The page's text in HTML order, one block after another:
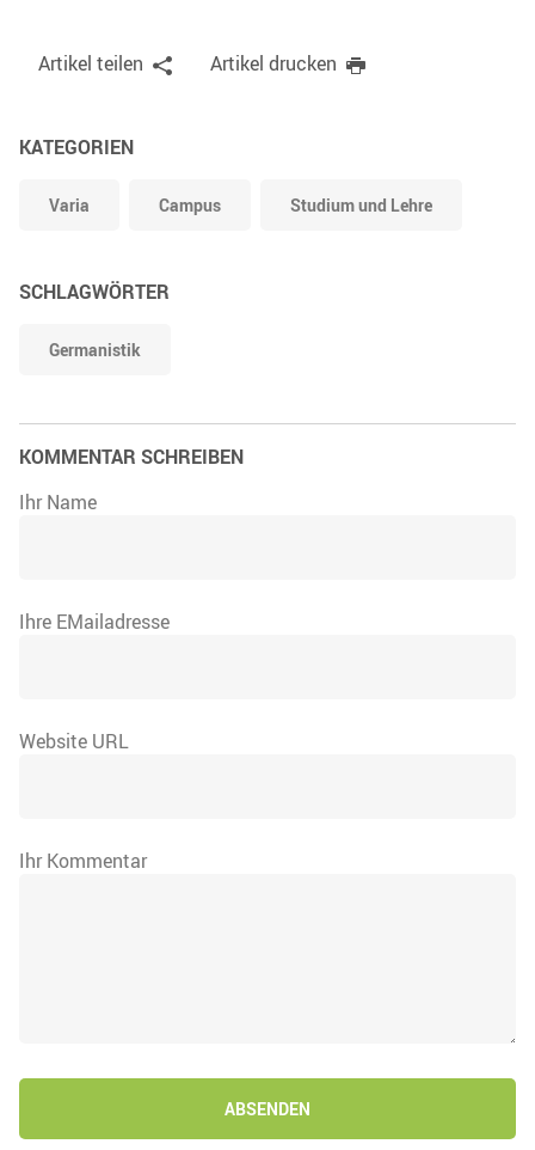
Artikel teilen Artikel drucken
KATEGORIEN
Varia Campus Studium und Lehre
SCHLAGWÖRTER
Germanistik
KOMMENTAR SCHREIBEN
Ihr Name
Ihre EMailadresse
Website URL
Ihr Kommentar
ABSENDEN